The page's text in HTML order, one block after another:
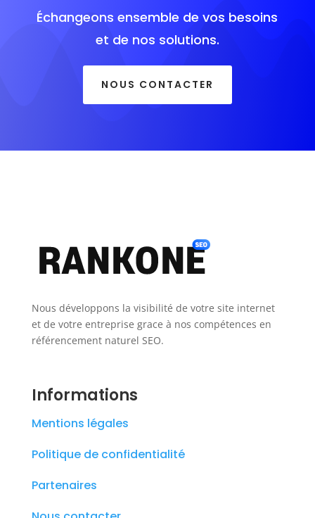
Échangeons ensemble de vos besoins
et de nos solutions.
NOUS CONTACTER
Nous développons la visibilité de votre site internet
et de votre entreprise grace à nos compétences en
référencement naturel SEO.
Informations
Mentions légales
Politique de confidentialité
Partenaires